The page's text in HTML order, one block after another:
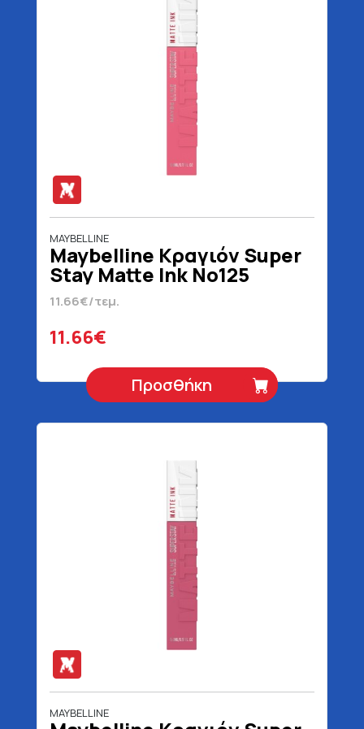
MAYBELLINE
Maybelline Κραγιόν Super
Stay Matte Ink No125
Inspirer 5 ml
11.66€/τεμ.
11.66€
Προσθήκη
MAYBELLINE